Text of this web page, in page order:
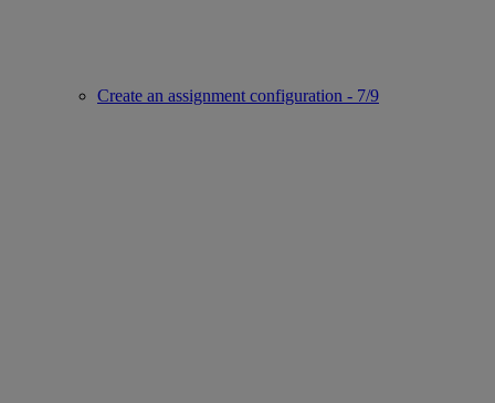
Create an assignment configuration - 7/9